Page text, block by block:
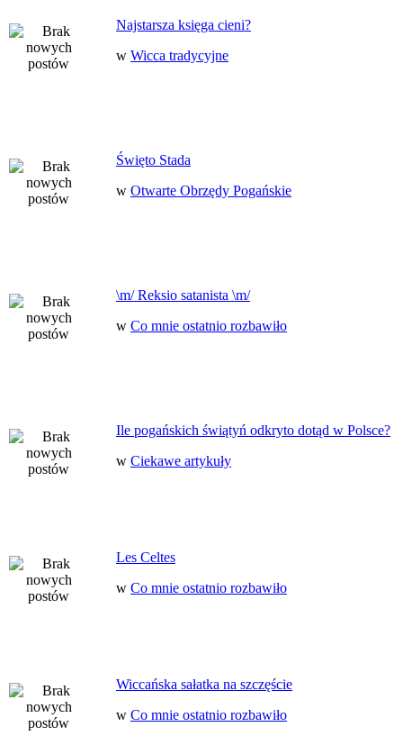
Najstarsza księga cieni?
w Wicca tradycyjne
Święto Stada
w Otwarte Obrzędy Pogańskie
\m/ Reksio satanista \m/
w Co mnie ostatnio rozbawiło
Ile pogańskich świątyń odkryto dotąd w Polsce?
w Ciekawe artykuły
Les Celtes
w Co mnie ostatnio rozbawiło
Wiccańska sałatka na szczęście
w Co mnie ostatnio rozbawiło